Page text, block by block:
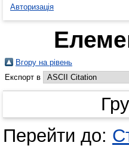
Авторизація
Вгору на рівень
Експорт в
Перейти до: